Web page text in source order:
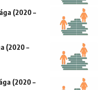
(2020 –
(2020 –
(2020 –